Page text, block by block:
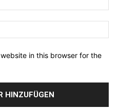
in this browser for the